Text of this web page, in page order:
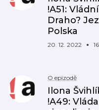
!A51:
Draho?
Polska
20. 12. 2022
O epizodě
Ilona
!A49: